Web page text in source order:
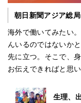
朝日新聞アジア総局
海外で働いてみたい
んいるのではないか
先に立つ。そこで、
お伝えできればと思
生理、